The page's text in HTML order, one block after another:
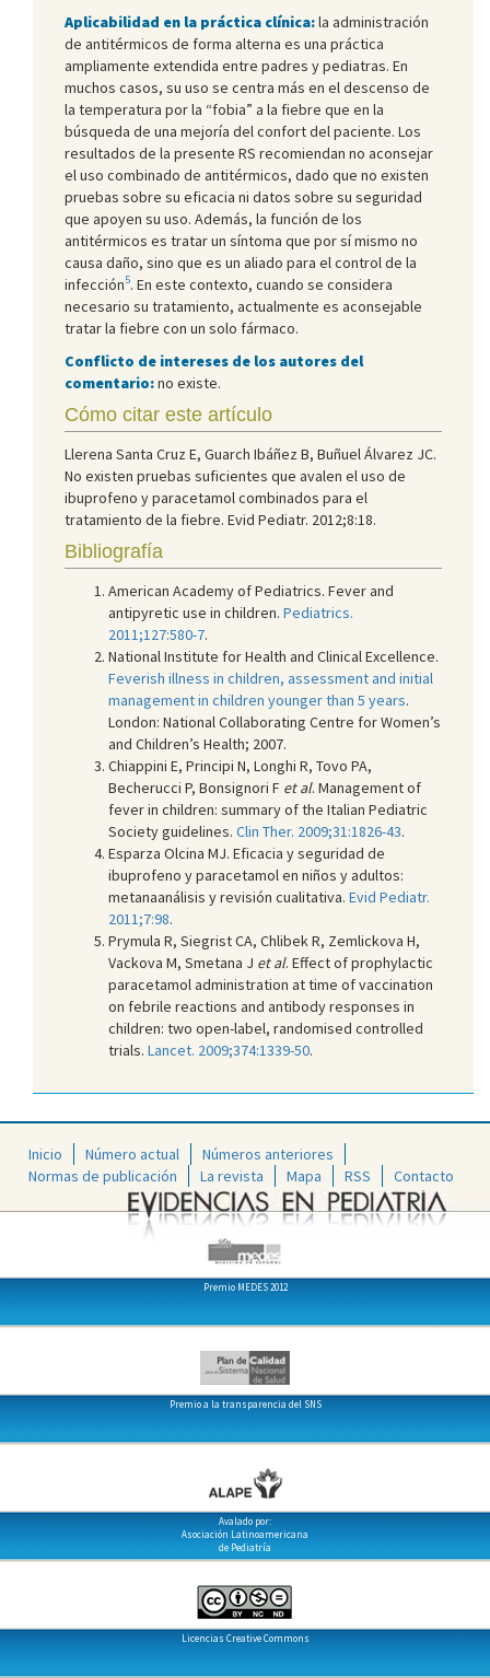
Aplicabilidad en la práctica clínica:la administración
de antitérmicos de forma alterna es una práctica
ampliamente extendida entre padres y pediatras. En
muchos casos, su uso se centra más en el descenso de
la temperatura por la “fobia” a la fiebre que en la
búsqueda de una mejoría del confort del paciente. Los
resultados de la presente RS recomiendan no aconsejar
el uso combinado de antitérmicos, dado que no existen
pruebas sobre su eficacia ni datos sobre su seguridad
que apoyen su uso. Además, la función de los
antitérmicos es tratar un síntoma que por sí mismo no
causa daño, sino que es un aliado para el control de la
infección5. En este contexto, cuando se considera
necesario su tratamiento, actualmente es aconsejable
tratar la fiebre con un solo fármaco.
Conflicto de intereses de los autores del
comentario:no existe.
Cómo citar este artículo
Llerena Santa Cruz E, Guarch Ibáñez B, Buñuel Álvarez JC.
No existen pruebas suficientes que avalen el uso de
ibuprofeno y paracetamol combinados para el
tratamiento de la fiebre. Evid Pediatr. 2012;8:18.
Bibliografía
American Academy of Pediatrics. Fever and
antipyretic use in children. Pediatrics.
2011;127:580-7.
National Institute for Health and Clinical Excellence.
Feverish illness in children, assessment and initial
management in children younger than 5 years.
London: National Collaborating Centre for Women’s
and Children’s Health; 2007.
Chiappini E, Principi N, Longhi R, Tovo PA,
Becherucci P, Bonsignori F et al. Management of
fever in children: summary of the Italian Pediatric
Society guidelines. Clin Ther. 2009;31:1826-43.
Esparza Olcina MJ. Eficacia y seguridad de
ibuprofeno y paracetamol en niños y adultos:
metanaanálisis y revisión cualitativa. Evid Pediatr.
2011;7:98.
Prymula R, Siegrist CA, Chlibek R, Zemlickova H,
Vackova M, Smetana J et al. Effect of prophylactic
paracetamol administration at time of vaccination
on febrile reactions and antibody responses in
children: two open-label, randomised controlled
trials. Lancet. 2009;374:1339-50.
Inicio Número actual
Números anteriores
Normas de publicación
La revista Mapa RSS Contacto
Premio MEDES 2012
Premio a la transparencia del SNS
Avalado por:
Asociación Latinoamericana
de Pediatría
Licencias Creative Commons